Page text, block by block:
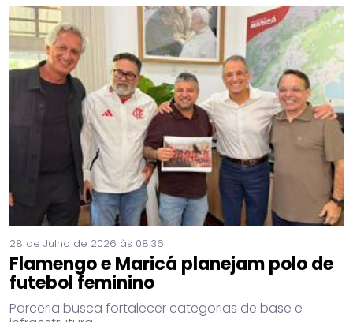
28 de Julho de 2026 às 08:36
Flamengo e Maricá planejam polo de
futebol feminino
Parceria busca fortalecer categorias de base e